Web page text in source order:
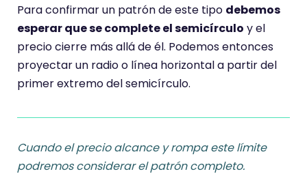
Para confirmar un patrón de este tipo debemos
esperar que se complete el semicírculo y el
precio cierre más allá de él. Podemos entonces
proyectar un radio o línea horizontal a partir del
primer extremo del semicírculo.
Cuando el precio alcance y rompa este límite
podremos considerar el patrón completo.